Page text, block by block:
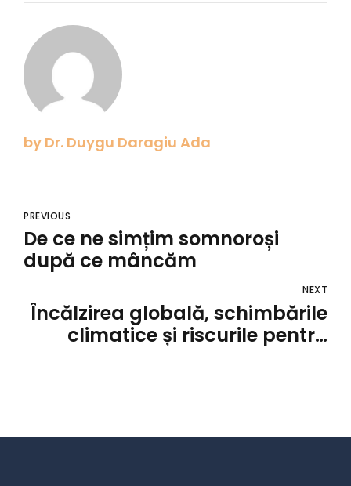
by Dr. Duygu Daragiu Ada
PREVIOUS
De ce ne simțim somnoroși
după ce mâncăm
NEXT
Încălzirea globală, schimbările
climatice și riscurile pentru